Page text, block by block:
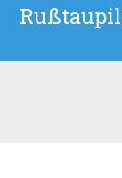
Vorheriger